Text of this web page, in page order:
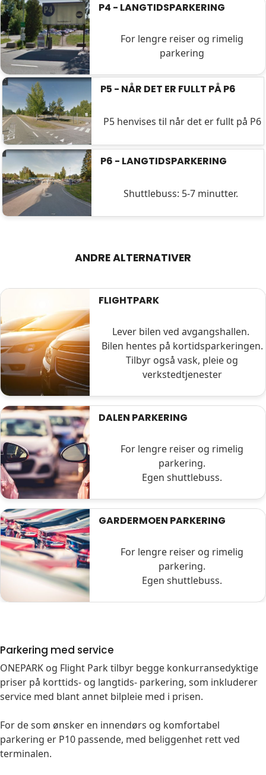
P4 - LANGTIDSPARKERING
For lengre reiser og rimelig
parkering
P5 - NÅR DET ER FULLT PÅ P6
P5 henvises til når det er fullt på P6
P6 - LANGTIDSPARKERING
Shuttlebuss: 5-7 minutter.
ANDRE ALTERNATIVER
FLIGHTPARK
Lever bilen ved avgangshallen.
Bilen hentes på kortidsparkeringen.
Tilbyr også vask, pleie og
verkstedtjenester
DALEN PARKERING
For lengre reiser og rimelig
parkering.
Egen shuttlebuss.
GARDERMOEN PARKERING
For lengre reiser og rimelig
parkering.
Egen shuttlebuss.
Parkering med service
ONEPARK og Flight Park tilbyr begge konkurransedyktige
priser på korttids- og langtids- parkering, som inkluderer
service med blant annet bilpleie med i prisen.
For de som ønsker en innendørs og komfortabel
parkering er P10 passende, med beliggenhet rett ved
terminalen.